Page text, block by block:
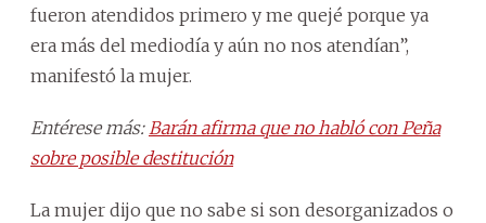
fueron atendidos primero y me quejé porque ya
era más del mediodía y aún no nos atendían”,
manifestó la mujer.
Entérese más: Barán afirma que no habló con Peña
sobre posible destitución
La mujer dijo que no sabe si son desorganizados o